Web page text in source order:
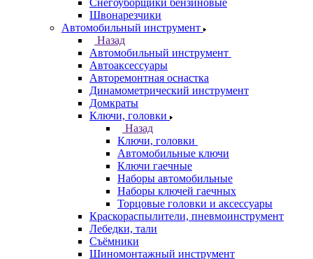
Снегоуборщики бензиновые
Швонарезчики
Автомобильный инструмент
Назад
Автомобильный инструмент
Автоаксессуары
Авторемонтная оснастка
Динамометрический инструмент
Домкраты
Ключи, головки
Назад
Ключи, головки
Автомобильные ключи
Ключи гаечные
Наборы автомобильные
Наборы ключей гаечных
Торцовые головки и аксессуары
Краскораспылители, пневмоинструмент
Лебедки, тали
Съёмники
Шиномонтажный инструмент